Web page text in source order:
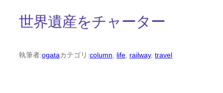
世界遺産をチャーター
執筆者:ogataカテゴリ:column life railway, travel